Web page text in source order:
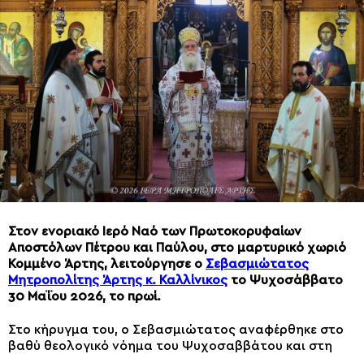
Στον ενοριακό Ιερό Ναό των Πρωτοκορυφαίων
Αποστόλων Πέτρου και Παύλου, στο μαρτυρικό χωριό
Κομμένο Άρτης, λειτούργησε ο Σεβασμιώτατος
Μητροπολίτης Άρτης κ. Καλλίνικος το Ψυχοσάββατο
30 Μαΐου 2026, το πρωί.
Στο κήρυγμα του, ο Σεβασμιώτατος αναφέρθηκε στο
βαθύ θεολογικό νόημα του Ψυχοσαββάτου και στη